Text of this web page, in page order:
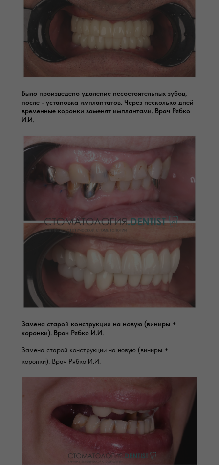
Было произведено удаление несостоятельных зубов,
после - установка имплантатов. Через несколько дней
временные коронки заменят имплантами. Врач Рябко
И.И.
Замена старой конструкции на новую (виниры +
коронки). Врач Рябко И.И.
Замена старой конструкции на новую (виниры +
коронки). Врач Рябко И.И.